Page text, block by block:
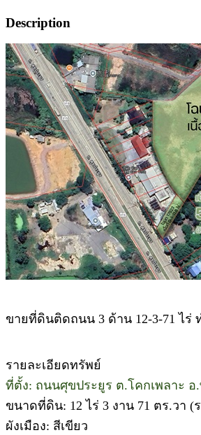
Description
ขายที่ดินติดถนน 3 ด้าน 12-3-71 ไร่
รายละเอียดทรัพย์
ที่ตั้ง: ถนนศุขประยูร ต.โคกเพลาะ
ขนาดที่ดิน: 12 ไร่ 3 งาน 71 ตร.วา (
ผังเมือง: สีเขียว